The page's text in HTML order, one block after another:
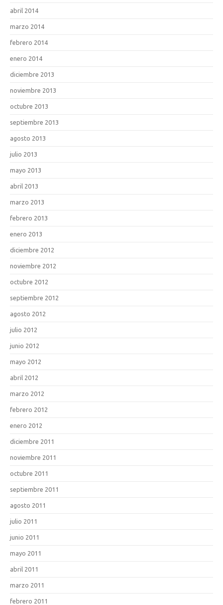
abril 2014
marzo 2014
febrero 2014
enero 2014
diciembre 2013
noviembre 2013
octubre 2013
septiembre 2013
agosto 2013
julio 2013
mayo 2013
abril 2013
marzo 2013
febrero 2013
enero 2013
diciembre 2012
noviembre 2012
octubre 2012
septiembre 2012
agosto 2012
julio 2012
junio 2012
mayo 2012
abril 2012
marzo 2012
febrero 2012
enero 2012
diciembre 2011
noviembre 2011
octubre 2011
septiembre 2011
agosto 2011
julio 2011
junio 2011
mayo 2011
abril 2011
marzo 2011
febrero 2011